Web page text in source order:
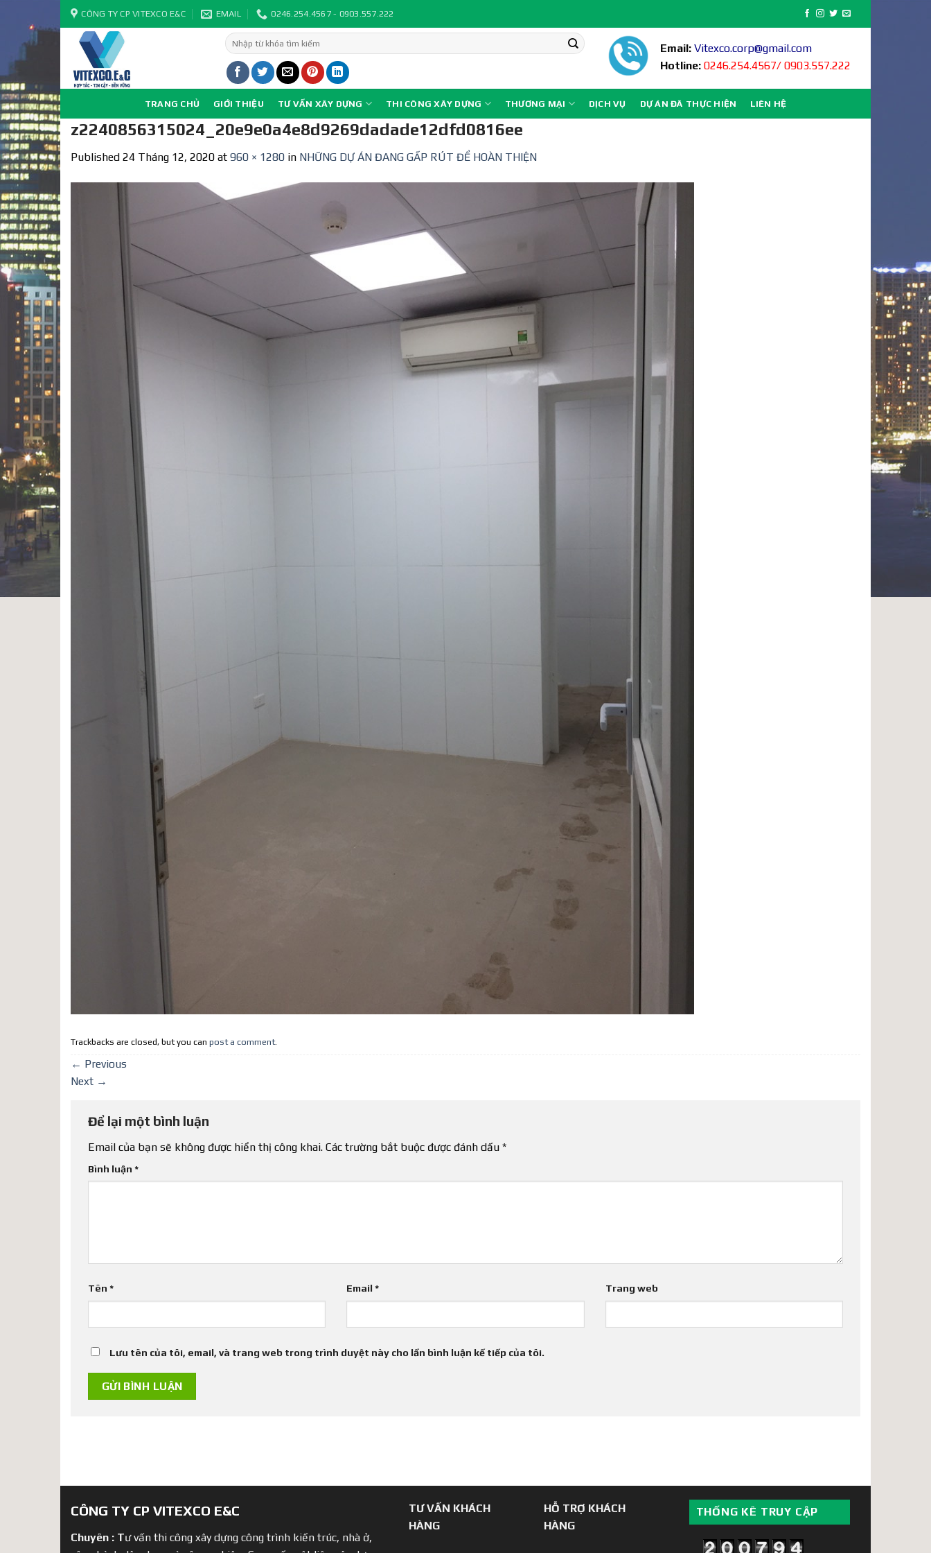
Skip
to
content
CÔNG TY CP VITEXCO E&C EMAIL 0246.254.4567 - 0903.557.222
Tìm
kiếm:
Email: Vitexco.corp@gmail.com
Hotline: 0246.254.4567/ 0903.557.222
TRANG CHỦ GIỚI THIỆU TƯ VẤN XÂY DỰNG THI CÔNG XÂY DỰNG THƯƠNG MẠI DỊCH VỤ DỰ ÁN ĐÃ THỰC HIỆN LIÊN HỆ
z2240856315024_20e9e0a4e8d9269dadade12dfd0816ee
Published 24 Tháng 12, 2020 at 960 × 1280 in NHỮNG DỰ ÁN ĐANG GẤP RÚT ĐỂ HOÀN THIỆN
Trackbacks are closed, but you can post a comment.
← Previous
Next →
Để lại một bình luận
Email của bạn sẽ không được hiển thị công khai. Các trường bắt buộc được đánh dấu *
Bình luận *
Tên * Email* Trang web
Lưu tên của tôi, email, và trang web trong trình duyệt này cho lần bình luận kế tiếp của tôi.
CÔNG TY CP VITEXCO E&C
Chuyên : Tư vấn thi công xây dựng công trình kiến trúc, nhà ở,
TƯ VẤN KHÁCH
HÀNG
HỖ TRỢ KHÁCH
HÀNG
THỐNG KÊ TRUY CẬP